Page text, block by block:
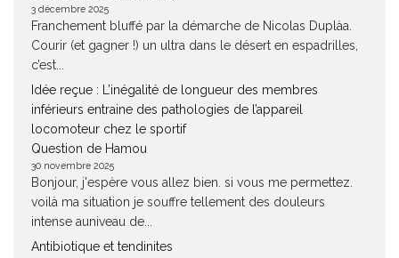
3 décembre 2025
Franchement bluffé par la démarche de Nicolas Duplàa.
Courir (et gagner !) un ultra dans le désert en espadrilles,
c’est...
Idée reçue : L’inégalité de longueur des membres
inférieurs entraine des pathologies de l’appareil
locomoteur chez le sportif
Question de Hamou
30 novembre 2025
Bonjour, j'espère vous allez bien. si vous me permettez.
voilà ma situation je souffre tellement des douleurs
intense auniveau de...
Antibiotique et tendinites